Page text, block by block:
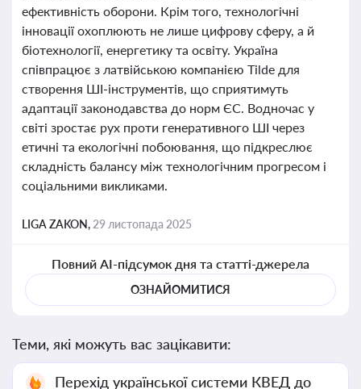
ефективність оборони. Крім того, технологічні
інновації охоплюють не лише цифрову сферу, а й
біотехнології, енергетику та освіту. Україна
співпрацює з латвійською компанією Tilde для
створення ШІ-інструментів, що сприятимуть
адаптації законодавства до норм ЄС. Водночас у
світі зростає рух проти генеративного ШІ через
етичні та екологічні побоювання, що підкреслює
складність балансу між технологічним прогресом і
соціальними викликами.
LIGA ZAKON, 29 листопада 2025
Повний AI-підсумок дня та статті-джерела
ОЗНАЙОМИТИСЯ
Теми, які можуть вас зацікавити:
Перехід української системи КВЕД до